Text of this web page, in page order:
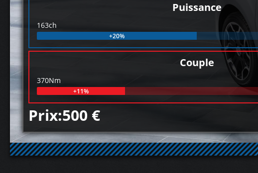
Puissance
163ch
+20%
Couple
370Nm
+11%
Prix:500 €